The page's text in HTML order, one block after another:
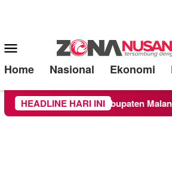
Mobile
Menu
Home Nasional Ekonomi
HEADLINE HARI INI
ke Wilayah Kabupaten Malang,